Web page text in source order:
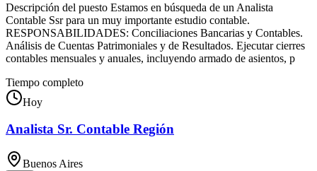
Descripción del puesto Estamos en búsqueda de un Analista
Contable Ssr para un muy importante estudio contable.
RESPONSABILIDADES: Conciliaciones Bancarias y Contables.
Análisis de Cuentas Patrimoniales y de Resultados. Ejecutar cierres
contables mensuales y anuales, incluyendo armado de asientos, p
Tiempo completo
Hoy
Analista Sr. Contable Región
Buenos Aires